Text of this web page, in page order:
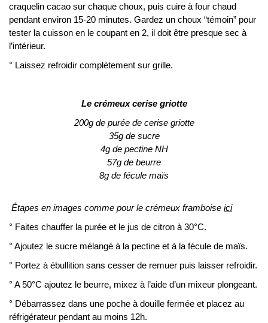
craquelin cacao sur chaque choux, puis cuire à four chaud
pendant environ 15-20 minutes. Gardez un choux “témoin” pour
tester la cuisson en le coupant en 2, il doit être presque sec à
l’intérieur.
° Laissez refroidir complètement sur grille.
Le crémeux cerise griotte
200g de purée de cerise griotte
35g de sucre
4g de pectine NH
57g de beurre
8g de fécule maïs
Étapes en images comme pour le crémeux framboise ici
° Faites chauffer la purée et le jus de citron à 30°C.
° Ajoutez le sucre mélangé à la pectine et à la fécule de maïs.
° Portez à ébullition sans cesser de remuer puis laisser refroidir.
° A 50°C ajoutez le beurre, mixez à l’aide d’un mixeur plongeant.
° Débarrassez dans une poche à douille fermée et placez au
réfrigérateur pendant au moins 12h.